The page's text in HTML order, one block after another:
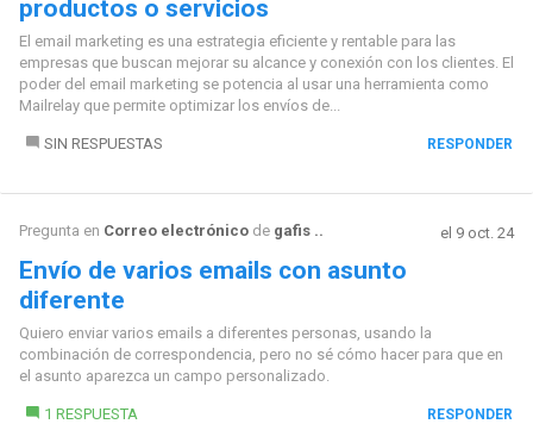
productos o servicios
El email marketing es una estrategia eficiente y rentable para las
empresas que buscan mejorar su alcance y conexión con los clientes. El
poder del email marketing se potencia al usar una herramienta como
Mailrelay que permite optimizar los envíos de...
SIN RESPUESTAS RESPONDER
Pregunta en Correo electrónicode gafis .. el 9 oct. 24
Envío de varios emails con asunto
diferente
Quiero enviar varios emails a diferentes personas, usando la
combinación de correspondencia, pero no sé cómo hacer para que en
el asunto aparezca un campo personalizado.
1 RESPUESTA RESPONDER